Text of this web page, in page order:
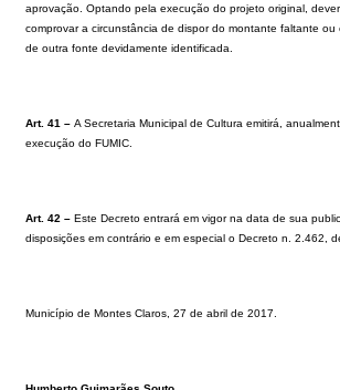
aprovação. Optando pela execução do projeto original,
comprovar a circunstância de dispor do montante faltante
de outra fonte devidamente identificada.
Art. 41 – A Secretaria Municipal de Cultura emitirá,
execução do FUMIC.
Art. 42 – Este Decreto entrará em vigor na data de sua
disposições em contrário e em especial o Decreto n. 2.462,
Município de Montes Claros, 27 de abril de 2017.